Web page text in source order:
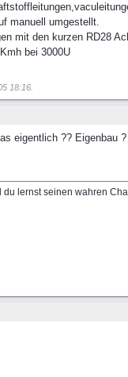
manuell umgestellt.
mit den kurzen RD28
bei 3000U
18:16
eigentlich ?? Eigenbau ?
lernst seinen wahren